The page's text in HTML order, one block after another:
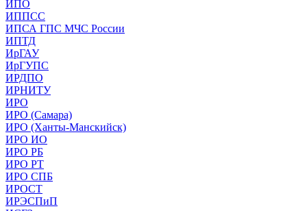
ИПО
ИППСС
ИПСА ГПС МЧС России
ИПТД
ИрГАУ
ИрГУПС
ИРДПО
ИРНИТУ
ИРО
ИРО (Самара)
ИРО (Ханты-Манскийск)
ИРО ИО
ИРО РБ
ИРО РТ
ИРО СПБ
ИРОСТ
ИРЭСПиП